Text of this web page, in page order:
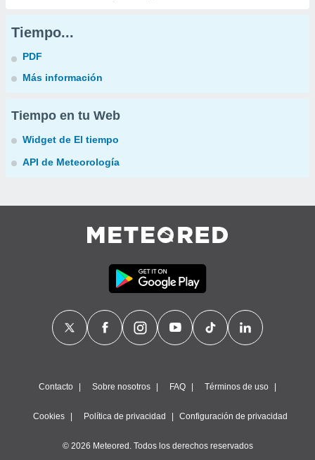
Tiempo...
PDF
Más información
Tiempo en tu Web
Widget de El tiempo
API de Meteorología
Contacto Sobre nosotros FAQ Términos de uso
Cookies Política de privacidad Configuración de privacidad
© 2026 Meteored. Todos los derechos reservados